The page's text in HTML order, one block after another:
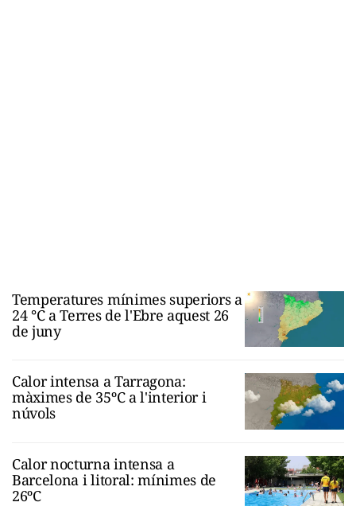
Temperatures mínimes superiors a
24 °C a Terres de l'Ebre aquest 26
de juny
Calor intensa a Tarragona:
màximes de 35ºC a l'interior i
núvols
Calor nocturna intensa a
Barcelona i litoral: mínimes de
26ºC